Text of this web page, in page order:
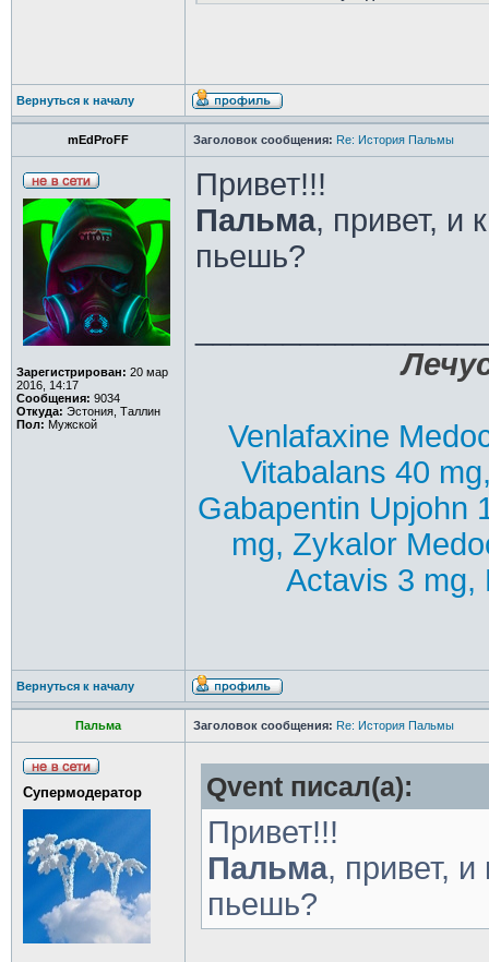
Вернуться к началу
mEdProFF Заголовок сообщения: Re: История Пальмы
Зарегистрирован: 20 мар
2016, 14:17
Сообщения: 9034
Откуда: Эстония, Таллин
Пол: Мужской
Привет!!!
Пальма, привет, и
пьешь?
Venlafaxine
Vitabalans 40
Gabapentin Upjohn
mg, Zykalor
Actavis 3 mg,
Вернуться к началу
Пальма Заголовок сообщения: Re: История Пальмы
Супермодератор Qvent писал(а):
Привет!!!
Пальма, привет, и
пьешь?